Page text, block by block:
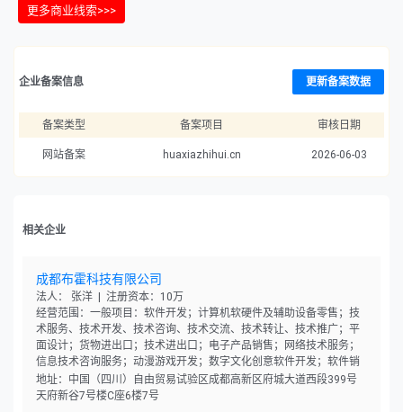
更多商业线索>>>
企业备案信息 更新备案数据
备案类型 备案项目 审核日期
网站备案 huaxiazhihui.cn 2026-06-03
相关企业
成都布霍科技有限公司
法人： 张洋 | 注册资本：10万
经营范围：一般项目：软件开发；计算机软硬件及辅助设备零售；技
术服务、技术开发、技术咨询、技术交流、技术转让、技术推广；平
面设计；货物进出口；技术进出口；电子产品销售；网络技术服务；
信息技术咨询服务；动漫游戏开发；数字文化创意软件开发；软件销
售。（除依法须经批准的项目外，凭营业执照依法自主开展经营活
动）
地址：中国（四川）自由贸易试验区成都高新区府城大道西段399号
天府新谷7号楼C座6楼7号